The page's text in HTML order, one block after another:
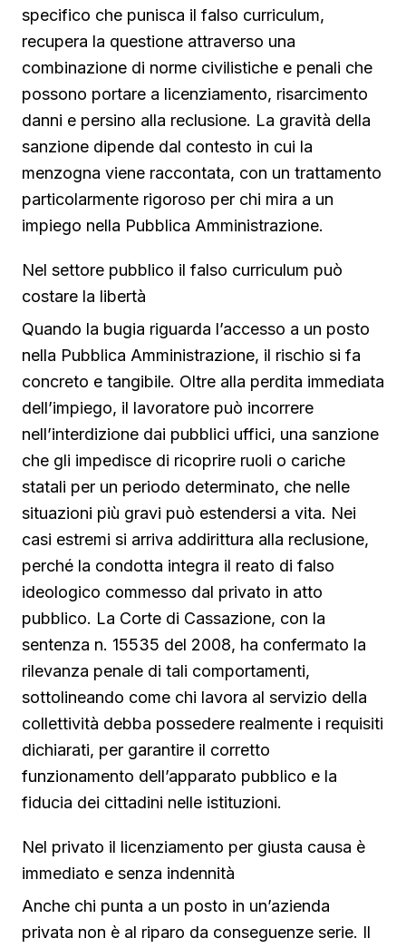
specifico che punisca il falso curriculum,
recupera la questione attraverso una
combinazione di norme civilistiche e penali che
possono portare a licenziamento, risarcimento
danni e persino alla reclusione. La gravità della
sanzione dipende dal contesto in cui la
menzogna viene raccontata, con un trattamento
particolarmente rigoroso per chi mira a un
impiego nella Pubblica Amministrazione.
Nel settore pubblico il falso curriculum può
costare la libertà
Quando la bugia riguarda l’accesso a un posto
nella Pubblica Amministrazione, il rischio si fa
concreto e tangibile. Oltre alla perdita immediata
dell’impiego, il lavoratore può incorrere
nell’interdizione dai pubblici uffici, una sanzione
che gli impedisce di ricoprire ruoli o cariche
statali per un periodo determinato, che nelle
situazioni più gravi può estendersi a vita. Nei
casi estremi si arriva addirittura alla reclusione,
perché la condotta integra il reato di falso
ideologico commesso dal privato in atto
pubblico. La Corte di Cassazione, con la
sentenza n. 15535 del 2008, ha confermato la
rilevanza penale di tali comportamenti,
sottolineando come chi lavora al servizio della
collettività debba possedere realmente i requisiti
dichiarati, per garantire il corretto
funzionamento dell’apparato pubblico e la
fiducia dei cittadini nelle istituzioni.
Nel privato il licenziamento per giusta causa è
immediato e senza indennità
Anche chi punta a un posto in un’azienda
privata non è al riparo da conseguenze serie. Il